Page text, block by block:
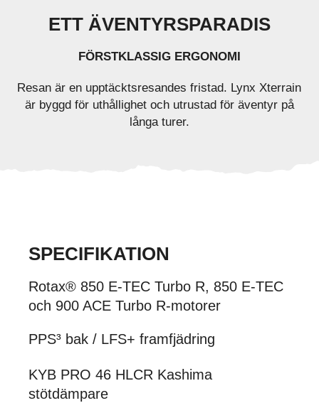
ETT ÄVENTYRSPARADIS
FÖRSTKLASSIG ERGONOMI
Resan är en upptäcktsresandes fristad. Lynx Xterrain
är byggd för uthållighet och utrustad för äventyr på
långa turer.
SPECIFIKATION
Rotax® 850 E-TEC Turbo R, 850 E-TEC
och 900 ACE Turbo R-motorer
PPS³ bak / LFS+ framfjädring
KYB PRO 46 HLCR Kashima
stötdämpare